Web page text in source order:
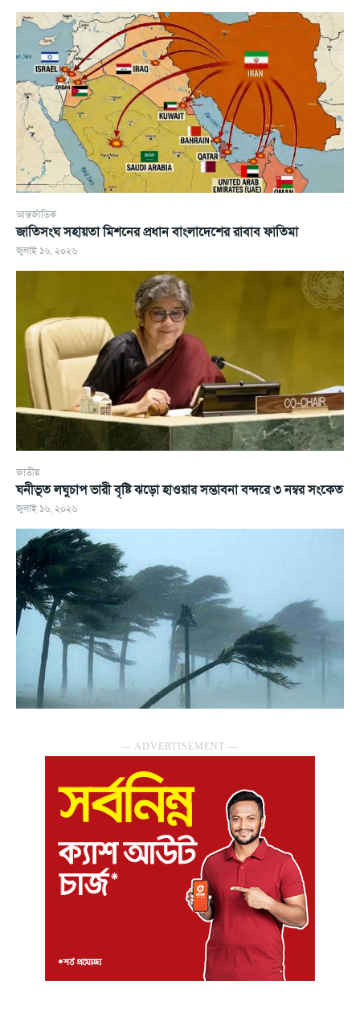
আন্তর্জাতিক
জাতিসংঘ সহায়তা মিশনের প্রধান বাংলাদেশের রাবাব ফাতিমা
জুলাই ১৬, ২০২৬
জাতীয়
ঘনীভূত লঘুচাপ ভারী বৃষ্টি ঝড়ো হাওয়ার সম্ভাবনা বন্দরে ৩ নম্বর সংকেত
জুলাই ১৬, ২০২৬
― ADVERTISEMENT ―